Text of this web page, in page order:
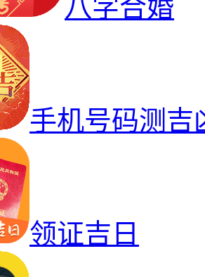
八字合婚
手机号码测吉
领证吉日